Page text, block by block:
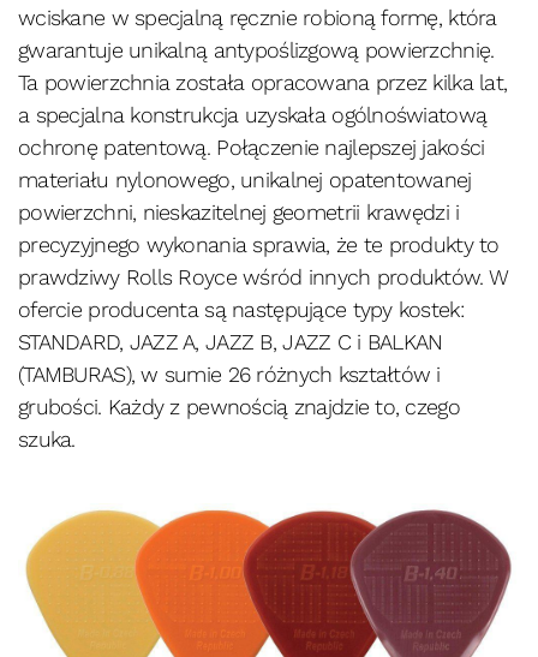
wciskane w specjalną ręcznie robioną formę, która
gwarantuje unikalną antypoślizgową powierzchnię.
Ta powierzchnia została opracowana przez kilka lat,
a specjalna konstrukcja uzyskała ogólnoświatową
ochronę patentową. Połączenie najlepszej jakości
materiału nylonowego, unikalnej opatentowanej
powierzchni, nieskazitelnej geometrii krawędzi i
precyzyjnego wykonania sprawia, że te produkty to
prawdziwy Rolls Royce wśród innych produktów. W
ofercie producenta są następujące typy kostek:
STANDARD, JAZZ A, JAZZ B, JAZZ C i BALKAN
(TAMBURAS), w sumie 26 różnych kształtów i
grubości. Każdy z pewnością znajdzie to, czego
szuka.